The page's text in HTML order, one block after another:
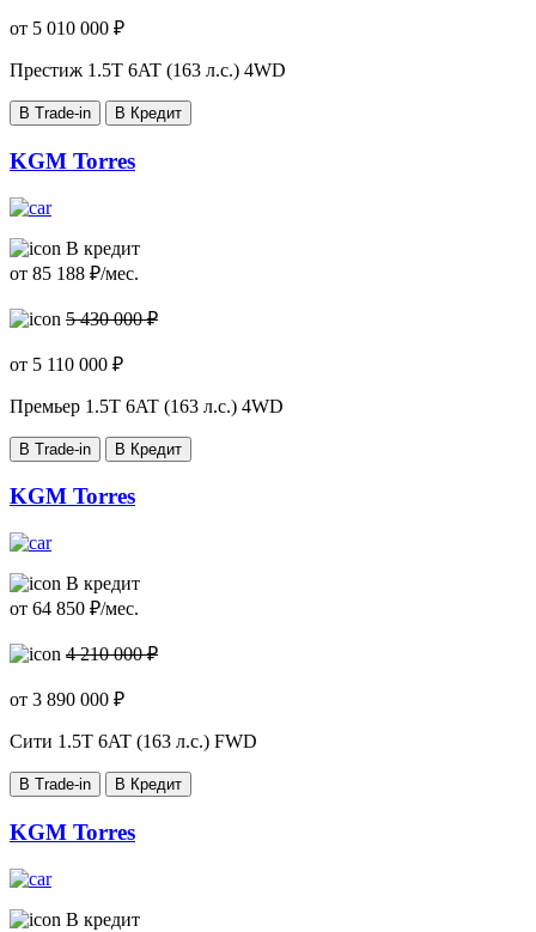
от 5 010 000 ₽
Престиж 1.5T 6AT (163 л.с.) 4WD
В Trade-in В Кредит
KGM Torres
В кредит
от 85 188 ₽/мес.
5 430 000 ₽
от 5 110 000 ₽
Премьер 1.5T 6AT (163 л.с.) 4WD
В Trade-in В Кредит
KGM Torres
В кредит
от 64 850 ₽/мес.
4 210 000 ₽
от 3 890 000 ₽
Cити 1.5T 6AT (163 л.с.) FWD
В Trade-in В Кредит
KGM Torres
В кредит